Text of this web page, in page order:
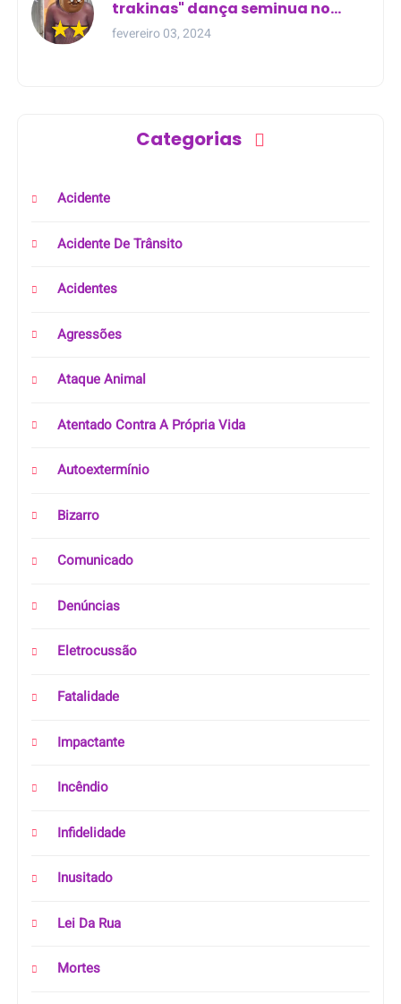
trakinas" dança seminua no
meio da rua na Bahia
fevereiro 03, 2024
Categorias
Acidente
Acidente De Trânsito
Acidentes
Agressões
Ataque Animal
Atentado Contra A Própria Vida
Autoextermínio
Bizarro
Comunicado
Denúncias
Eletrocussão
Fatalidade
Impactante
Incêndio
Infidelidade
Inusitado
Lei Da Rua
Mortes